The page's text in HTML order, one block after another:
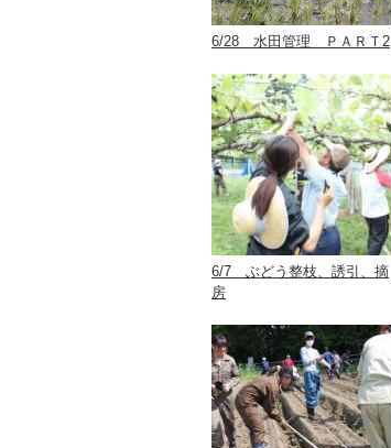
6/28 水田管理 ＰＡＲＴ2
6/7 ぶどう整枝、誘引、摘
房